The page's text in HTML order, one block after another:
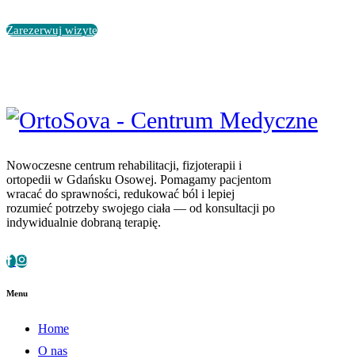
Zarezerwuj wizytę
Nowoczesne centrum rehabilitacji, fizjoterapii i
ortopedii w Gdańsku Osowej. Pomagamy pacjentom
wracać do sprawności, redukować ból i lepiej
rozumieć potrzeby swojego ciała — od konsultacji po
indywidualnie dobraną terapię.
Menu
Home
O nas